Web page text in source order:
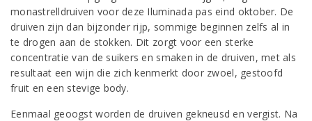
monastrelldruiven voor deze Iluminada pas eind oktober. De
druiven zijn dan bijzonder rijp, sommige beginnen zelfs al in
te drogen aan de stokken. Dit zorgt voor een sterke
concentratie van de suikers en smaken in de druiven, met als
resultaat een wijn die zich kenmerkt door zwoel, gestoofd
fruit en een stevige body.
Eenmaal geoogst worden de druiven gekneusd en vergist. Na